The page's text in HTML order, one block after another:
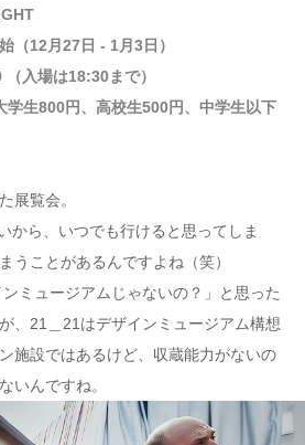
（12月27日 - 1月3日）
入場は18:30まで）
学生800円、高校生500円、中学生以下
展覧会。
から、いつでも行けると思ってしま
うことがあるんですよね（笑）
ミュージアムじゃないの？」と思った
、21＿21はデザインミュージアム構想
施設ではあるけど、収蔵能力がないの
いんですね。